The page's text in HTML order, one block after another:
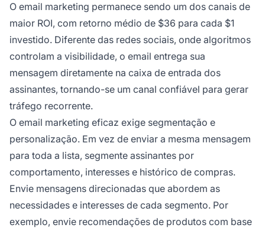
O email marketing permanece sendo um dos canais de
maior ROI, com retorno médio de $36 para cada $1
investido. Diferente das redes sociais, onde algoritmos
controlam a visibilidade, o email entrega sua
mensagem diretamente na caixa de entrada dos
assinantes, tornando-se um canal confiável para gerar
tráfego recorrente.
O email marketing eficaz exige segmentação e
personalização. Em vez de enviar a mesma mensagem
para toda a lista, segmente assinantes por
comportamento, interesses e histórico de compras.
Envie mensagens direcionadas que abordem as
necessidades e interesses de cada segmento. Por
exemplo, envie recomendações de produtos com base